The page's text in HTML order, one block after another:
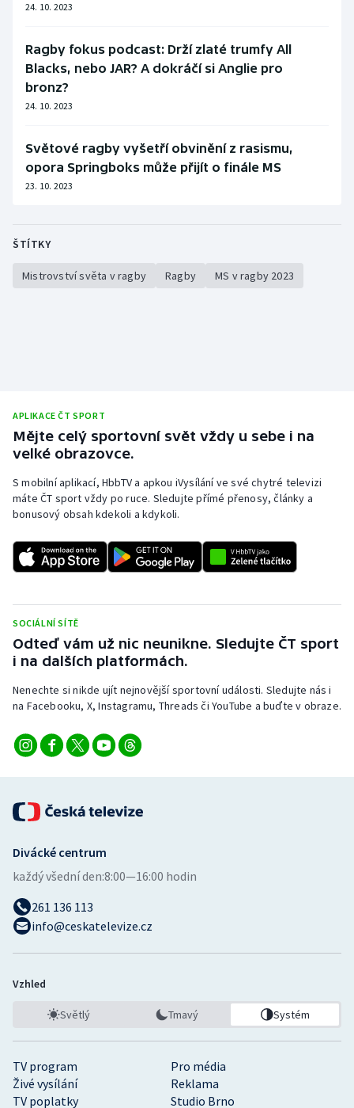
24. 10. 2023
Ragby fokus podcast: Drží zlaté trumfy All
Blacks, nebo JAR? A dokráčí si Anglie pro
bronz?
24. 10. 2023
Světové ragby vyšetří obvinění z rasismu,
opora Springboks může přijít o finále MS
23. 10. 2023
ŠTÍTKY
Mistrovství světa v ragby Ragby MS v ragby 2023
APLIKACE ČT SPORT
Mějte celý sportovní svět vždy u sebe i na
velké obrazovce.
S mobilní aplikací, HbbTV a apkou iVysílání ve své chytré televizi
máte ČT sport vždy po ruce. Sledujte přímé přenosy, články a
bonusový obsah kdekoli a kdykoli.
SOCIÁLNÍ SÍTĚ
Odteď vám už nic neunikne. Sledujte ČT sport
i na dalších platformách.
Nenechte si nikde ujít nejnovější sportovní události. Sledujte nás i
na Facebooku, X, Instagramu, Threads či YouTube a buďte v obraze.
TV program
Pro média
Živé vysílání
Reklama
TV poplatky
Studio Brno
Divácké centrum
každý všední den:8:00—16:00 hodin
261 136 113
info@ceskatelevize.cz
Vzhled
Světlý Tmavý Systém